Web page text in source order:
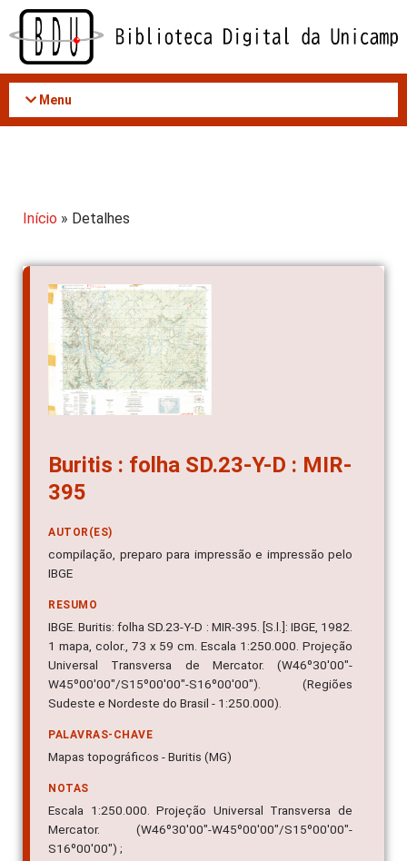
Acessar
conteúdo
Menu
Início » Detalhes
Buritis : folha SD.23-Y-D : MIR-
395
AUTOR(ES)
compilação, preparo para impressão e impressão pelo
IBGE
RESUMO
IBGE. Buritis: folha SD.23-Y-D : MIR-395. [S.l.]: IBGE, 1982.
1 mapa, color., 73 x 59 cm. Escala 1:250.000. Projeção
Universal Transversa de Mercator. (W46º30'00"-
W45º00'00"/S15º00'00"-S16º00'00"). (Regiões
Sudeste e Nordeste do Brasil - 1:250.000).
PALAVRAS-CHAVE
Mapas topográficos - Buritis (MG)
NOTAS
Escala 1:250.000. Projeção Universal Transversa de
Mercator. (W46º30'00"-W45º00'00"/S15º00'00"-
S16º00'00") ;